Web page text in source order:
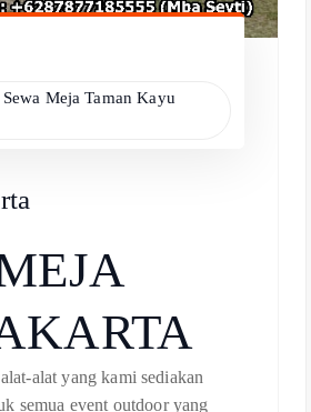
Sewa Meja Taman Kayu
alat yang kami sediakan
semua event outdoor yang